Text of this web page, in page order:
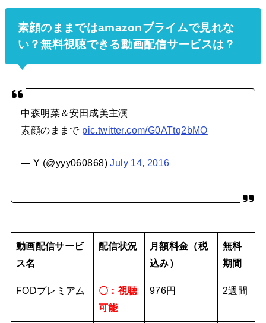
素顔のままではamazonプライムで見れな
い？無料視聴できる動画配信サービスは？
中森明菜＆安田成美主演
素顔のままで pic.twitter.com/G0ATtq2bMO
— Y (@yyy060868)July 14, 2016
動画配信サービ
ス名
配信状況
月額料金（税
込み）
無料
期間
FODプレミアム
〇：視聴
可能
976円 2週間